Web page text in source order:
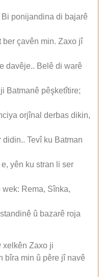
ponijandina di bajarê
ber çavên min. Zaxo jî
davêje.. Belê di warê
Batmanê pêşketîtire;
orjînal derbas dikin,
Tevî ku Batman
yên ku stran li ser
Rema, Sînka,
û bazarê roja
xelkên Zaxo ji
bîra min û pêre jî navê